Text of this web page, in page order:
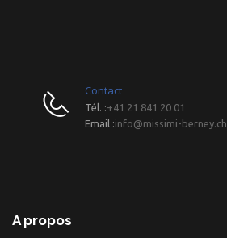
Contact
Tél. :+41 21 841 20 01
Email :info@missimi-berney.ch
A propos